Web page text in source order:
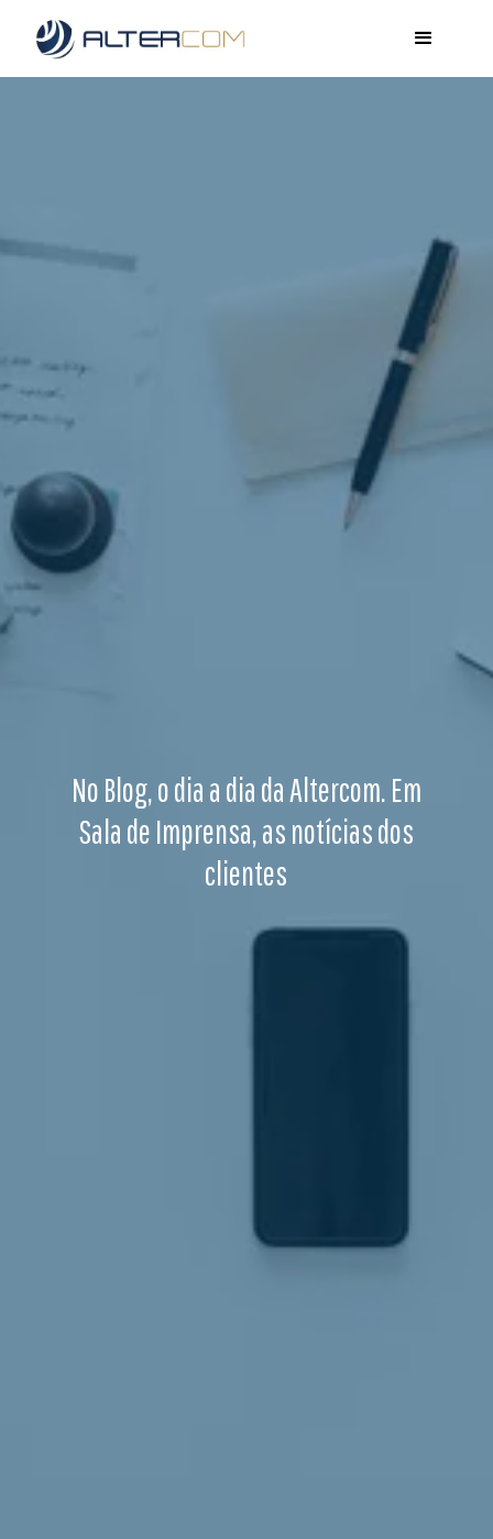
No Blog, o dia a dia da Altercom. Em
Sala de Imprensa, as notícias dos
clientes